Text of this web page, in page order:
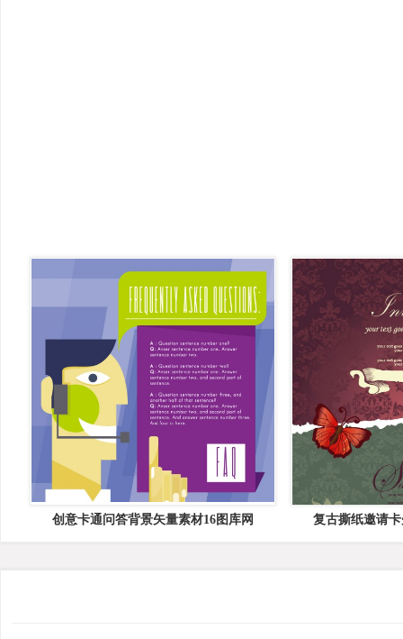
创意卡通问答背景矢量素材16图库网 复古撕纸邀请